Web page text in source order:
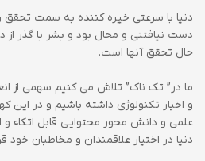
دنیا با سرعتی خیره کننده به سمت تحقق
دست نیافتنی و محال بود و بشر با گذر از
حال تحقق آنها است.
ما در” تک ناک” تلاش می کنیم سهمی از
و اخبار تکنولوژی داشته باشیم و در این
علمی و دانش محور محتوایی قابل اتکاء و
دنیا در اختیار علاقمندان و مخاطبان خود